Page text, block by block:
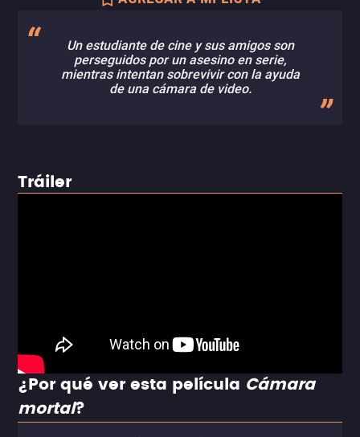
Un estudiante de cine y sus amigos son
perseguidos por un asesino en serie,
mientras intentan sobrevivir con la ayuda
de una cámara de video.
Tráiler
¿Por qué ver esta película Cámara
mortal?